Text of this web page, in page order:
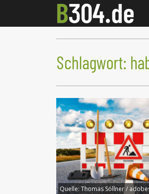
Schlagwort:
Quelle:Thomas Söllner /